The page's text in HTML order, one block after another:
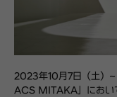
2023年10月7日（土）
ACS MITAKA」にお